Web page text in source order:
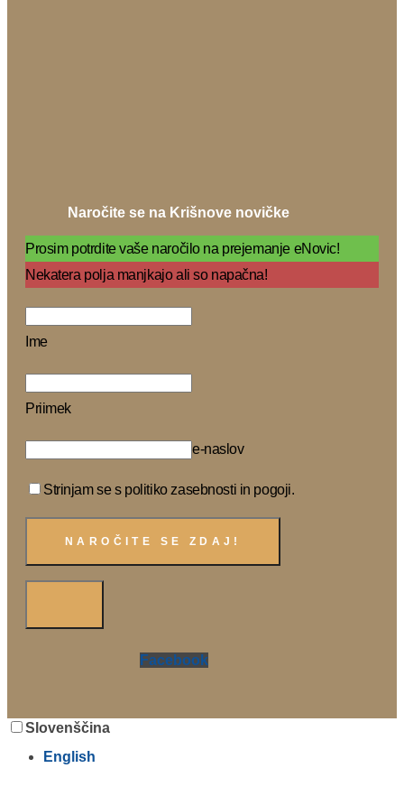
Naročite se na Krišnove novičke
Prosim potrdite vaše naročilo na prejemanje eNovic!
Nekatera polja manjkajo ali so napačna!
Ime
Priimek
e-naslov
Strinjam se s politiko zasebnosti in pogoji.
Facebook
Slovenščina
English